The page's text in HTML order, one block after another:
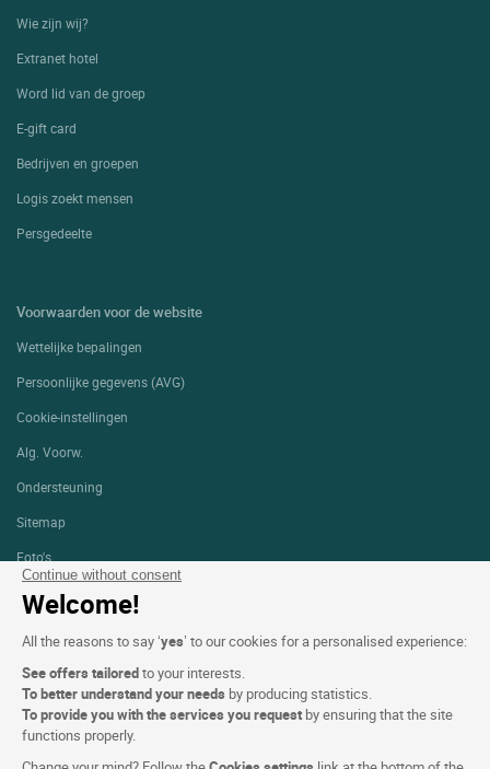
Continue without consent
Welcome!
All the reasons to say ‘yes’ to our cookies for a personalised experience:
See offers tailoredto your interests.
To better understand your needs by producing statistics.
To provide you with the services you request by ensuring that the site
functions properly.
Wie zijn wij?
Extranet hotel
Word lid van de groep
E-gift card
Bedrijven en groepen
Logis zoekt mensen
Persgedeelte
Voorwaarden voor de website
Wettelijke bepalingen
Persoonlijke gegevens (AVG)
Cookie-instellingen
Alg. Voorw.
Ondersteuning
Sitemap
Foto's
VOLG ONS
Logis copyright © 2026 Alle rechten voorbehouden gerealiseerd door SIWAY